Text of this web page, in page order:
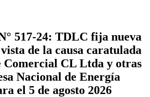
517-24: TDLC fija nueva
de la causa caratulada
Comercial CL Ltda y otras
Nacional de Energía
el 5 de agosto 2026